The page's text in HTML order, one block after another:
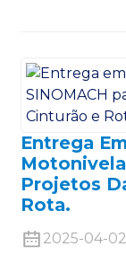
Entrega
Projetos
Rota.
2025-04-02